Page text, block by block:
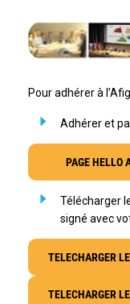
Pour adhérer à
Adhérer et
PAGE HELLO
Télécharger
signé avec
TELECHARGER
TELECHARGER